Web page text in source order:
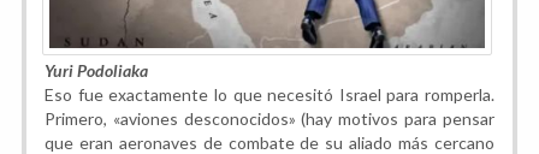
Yuri Podoliaka
Eso fue exactamente lo que necesitó Israel para romperla.
Primero, «aviones desconocidos» (hay motivos para pensar
que eran aeronaves de combate de su aliado más cercano